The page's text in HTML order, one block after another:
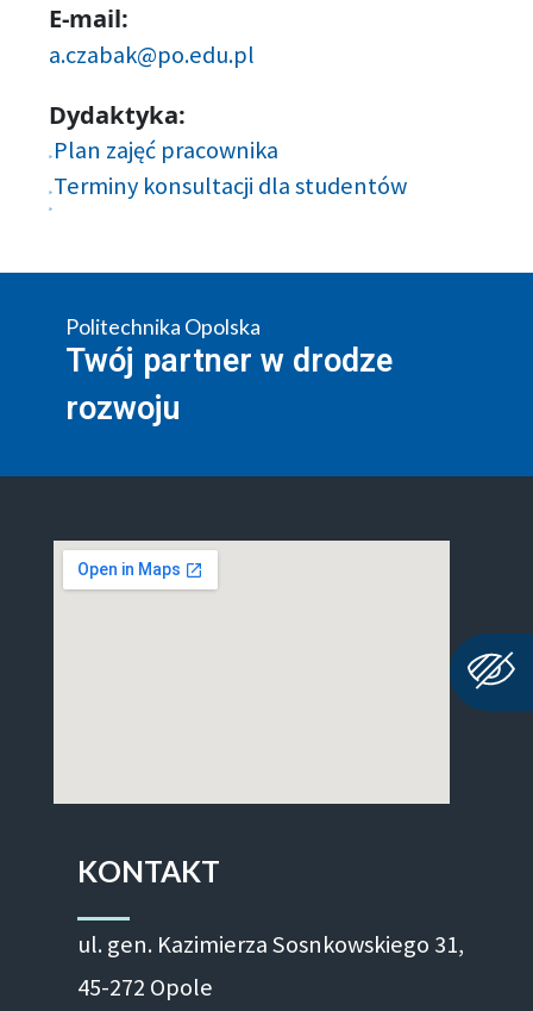
E-mail:
a.czabak@po.edu.pl
Dydaktyka:
Plan zajęć pracownika
Terminy konsultacji dla studentów
Politechnika Opolska
Twój partner w drodze
rozwoju
KONTAKT
ul. gen. Kazimierza Sosnkowskiego 31,
45-272 Opole